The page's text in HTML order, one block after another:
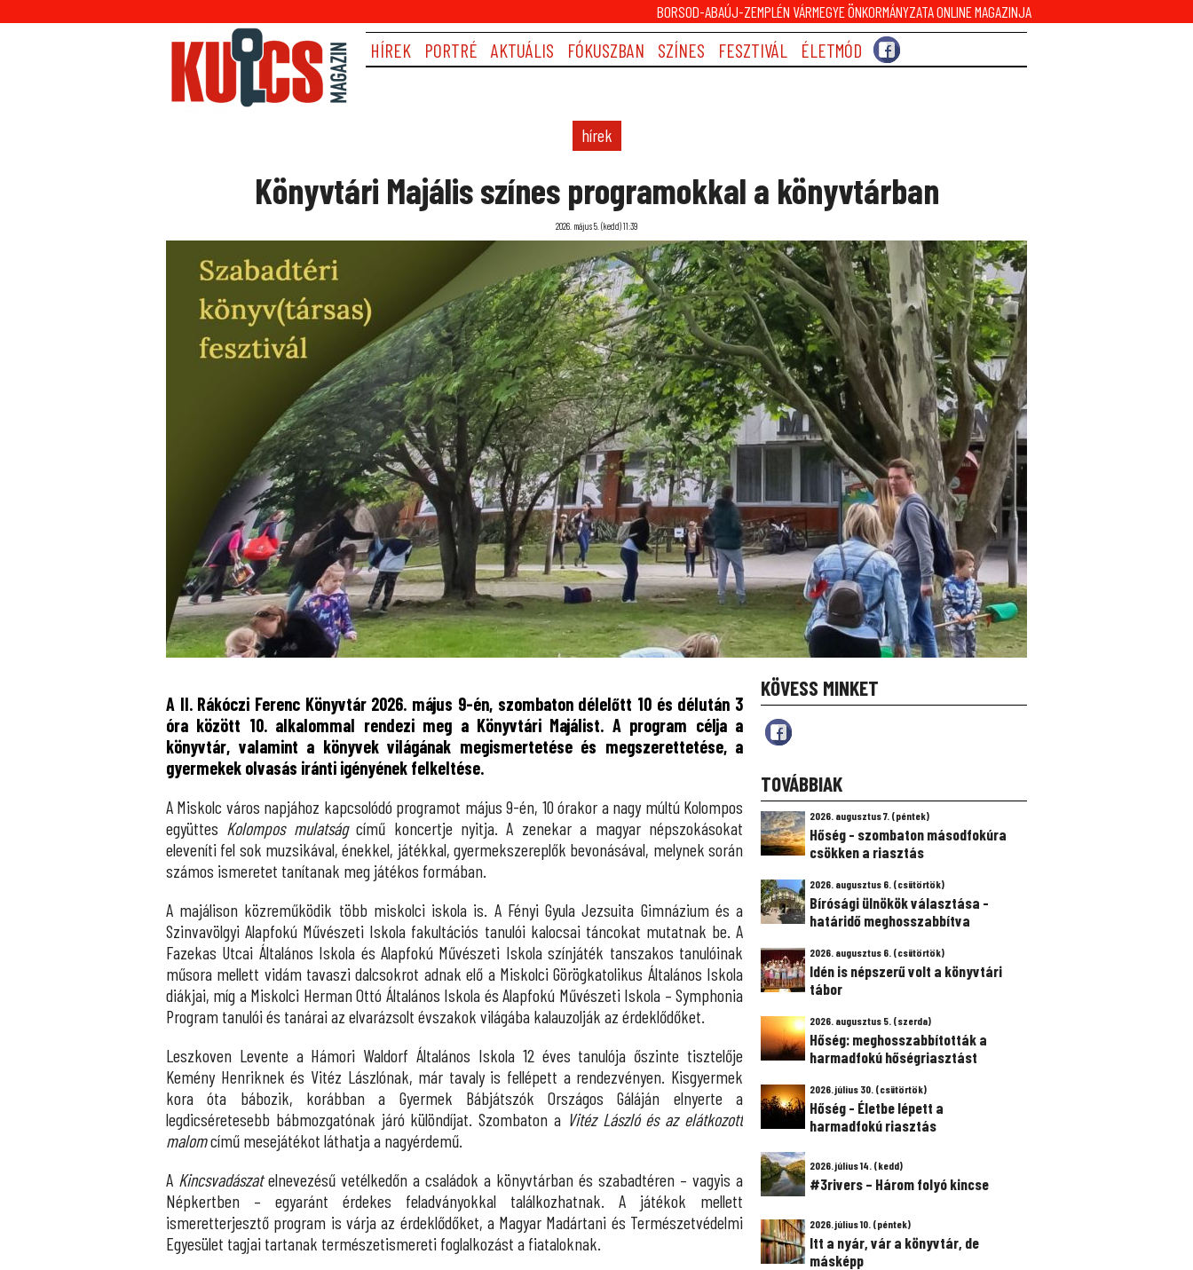
BORSOD-ABAÚJ-ZEMPLÉN VÁRMEGYE ÖNKORMÁNYZATA ONLINE MAGAZINJA
HÍREK PORTRÉ AKTUÁLIS FÓKUSZBAN SZÍNES FESZTIVÁL ÉLETMÓD
hírek
Könyvtári Majális színes programokkal a könyvtárban
2026. május 5. (kedd) 11:39
A II. Rákóczi Ferenc Könyvtár 2026. május 9-én, szombaton délelőtt 10 és délután 3
óra között 10. alkalommal rendezi meg a Könyvtári Majálist. A program célja a
könyvtár, valamint a könyvek világának megismertetése és megszerettetése, a
gyermekek olvasás iránti igényének felkeltése.
A Miskolc város napjához kapcsolódó programot május 9-én, 10 órakor a nagy múltú Kolompos
együttes Kolompos mulatságcímű koncertje nyitja. A zenekar a magyar népszokásokat
eleveníti fel sok muzsikával, énekkel, játékkal, gyermekszereplők bevonásával, melynek során
számos ismeretet tanítanak meg játékos formában.
A majálison közreműködik több miskolci iskola is. A Fényi Gyula Jezsuita Gimnázium és a
Szinvavölgyi Alapfokú Művészeti Iskola fakultációs tanulói kalocsai táncokat mutatnak be. A
Fazekas Utcai Általános Iskola és Alapfokú Művészeti Iskola színjáték tanszakos tanulóinak
műsora mellett vidám tavaszi dalcsokrot adnak elő a Miskolci Görögkatolikus Általános Iskola
diákjai, míg a Miskolci Herman Ottó Általános Iskola és Alapfokú Művészeti Iskola – Symphonia
Program tanulói és tanárai az elvarázsolt évszakok világába kalauzolják az érdeklődőket.
Leszkoven Levente a Hámori Waldorf Általános Iskola 12 éves tanulója őszinte tisztelője
Kemény Henriknek és Vitéz Lászlónak, már tavaly is fellépett a rendezvényen. Kisgyermek
kora óta bábozik, korábban a Gyermek Bábjátszók Országos Gáláján elnyerte a
legdicséretesebb bábmozgatónak járó különdíjat. Szombaton a Vitéz László és az elátkozott
malomcímű mesejátékot láthatja a nagyérdemű.
A Kincsvadászatelnevezésű vetélkedőn a családok a könyvtárban és szabadtéren – vagyis a
Népkertben – egyaránt érdekes feladványokkal találkozhatnak. A játékok mellett
ismeretterjesztő program is várja az érdeklődőket, a Magyar Madártani és Természetvédelmi
Egyesület tagjai tartanak természetismereti foglalkozást a fiataloknak.
KÖVESS MINKET
TOVÁBBIAK
2026. augusztus 7. (péntek)
Hőség - szombaton másodfokúra
csökken a riasztás
2026. augusztus 6. (csütörtök)
Bírósági ülnökök választása -
határidő meghosszabbítva
2026. augusztus 6. (csütörtök)
Idén is népszerű volt a könyvtári
tábor
2026. augusztus 5. (szerda)
Hőség: meghosszabbították a
harmadfokú hőségriasztást
2026. július 30. (csütörtök)
Hőség - Életbe lépett a
harmadfokú riasztás
2026. július 14. (kedd)
#3rivers – Három folyó kincse
2026. július 10. (péntek)
Itt a nyár, vár a könyvtár, de
másképp